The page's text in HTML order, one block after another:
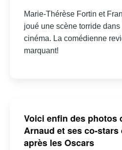
Marie-Thérèse Fortin et
joué une scène torride
cinéma. La comédienne
marquant!
Voici enfin des photos
Arnaud et ses co-stars
après les Oscars